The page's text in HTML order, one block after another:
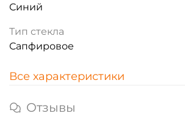
Синий
Тип стекла
Сапфировое
Все характеристики
Отзывы